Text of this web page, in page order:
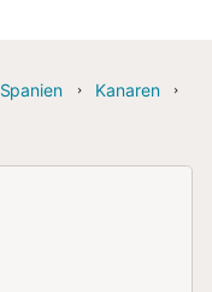
Spanien
Kanaren